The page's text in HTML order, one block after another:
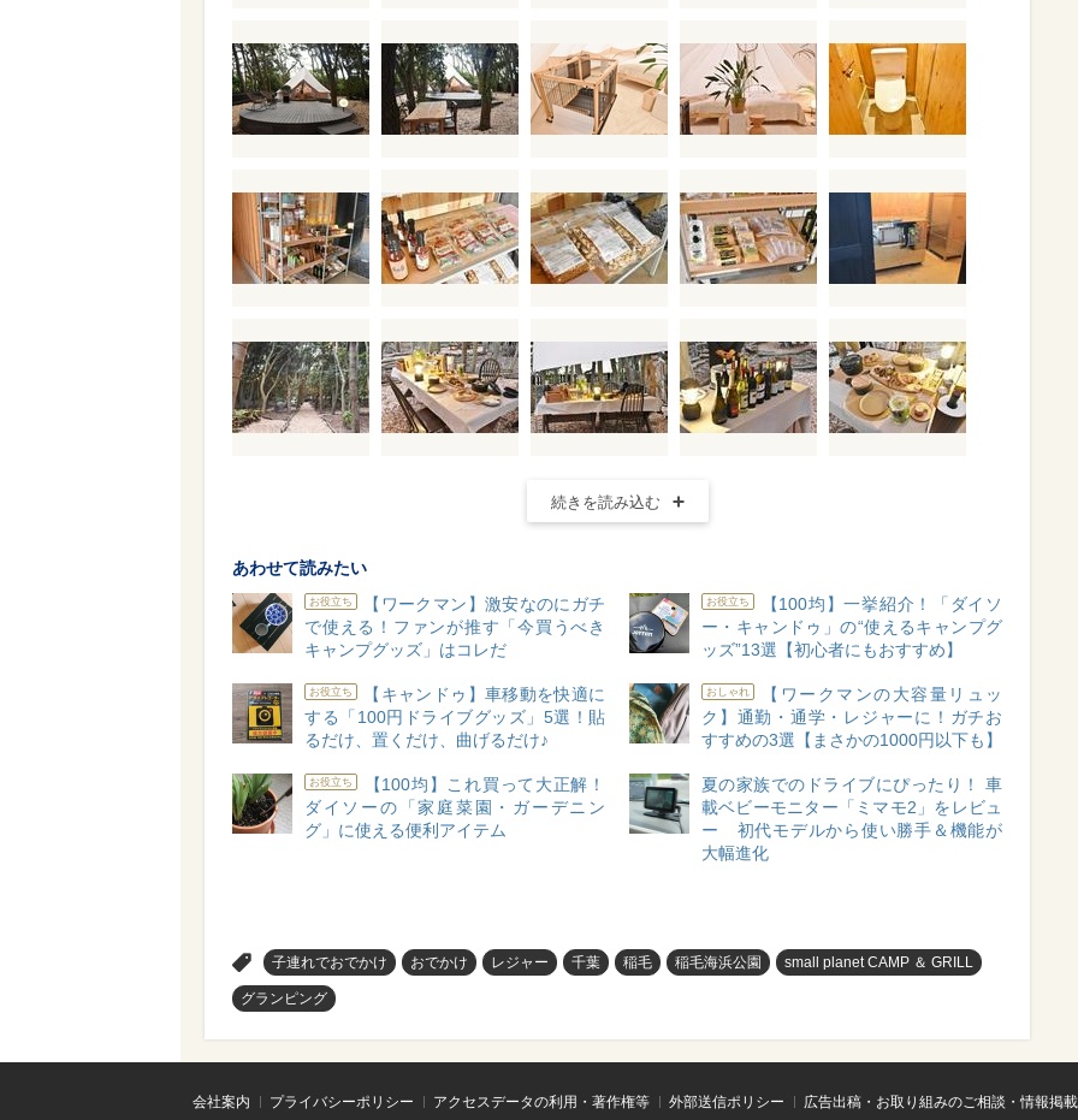
続きを読み込む
あわせて読みたい
お役立ち
【ワークマン】激安なのにガチ
で使える！ファンが推す「今買うべき
キャンプグッズ」はコレだ
お役立ち
【100均】一挙紹介！「ダイソ
ー・キャンドゥ」の“使えるキャンプグ
ッズ”13選【初心者にもおすすめ】
お役立ち
【キャンドゥ】車移動を快適に
する「100円ドライブグッズ」5選！貼
るだけ、置くだけ、曲げるだけ♪
おしゃれ
【ワークマンの大容量リュッ
ク】通勤・通学・レジャーに！ガチお
すすめの3選【まさかの1000円以下も】
お役立ち
【100均】これ買って大正解！
ダイソーの「家庭菜園・ガーデニン
グ」に使える便利アイテム
夏の家族でのドライブにぴったり！ 車
載ベビーモニター「ミマモ2」をレビュ
ー 初代モデルから使い勝手＆機能が
大幅進化
子連れでおでかけ おでかけ レジャー 千葉 稲毛 稲毛海浜公園 small planet CAMP ＆ GRILL
グランピング
会社案内 プライバシーポリシー アクセスデータの利用・著作権等 外部送信ポリシー 広告出稿・お取り組みのご相談・情報掲